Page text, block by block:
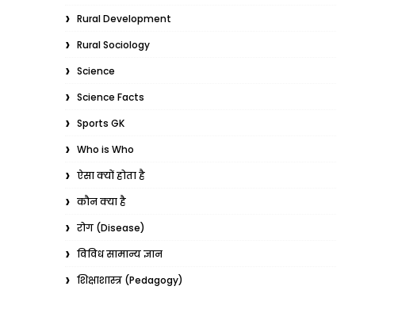
Rural Development
Rural Sociology
Science
Science Facts
Sports GK
Who is Who
ऐसा क्यों होता है
कौन क्या है
रोग (Disease)
विविध सामान्य ज्ञान
शिक्षाशास्त्र (Pedagogy)